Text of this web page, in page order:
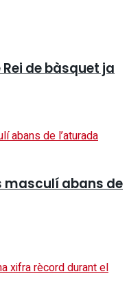
de bàsquet ja
masculí abans de